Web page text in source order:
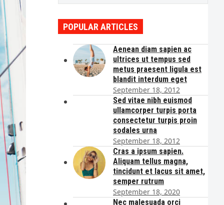
POPULAR ARTICLES
Aenean diam sapien ac
ultrices ut tempus sed
metus praesent ligula est
blandit interdum eget
September 18, 2012
Sed vitae nibh euismod
ullamcorper turpis porta
consectetur turpis proin
sodales urna
September 18, 2012
Cras a ipsum sapien.
Aliquam tellus magna,
tincidunt et lacus sit amet,
semper rutrum
September 18, 2020
Nec malesuada orci